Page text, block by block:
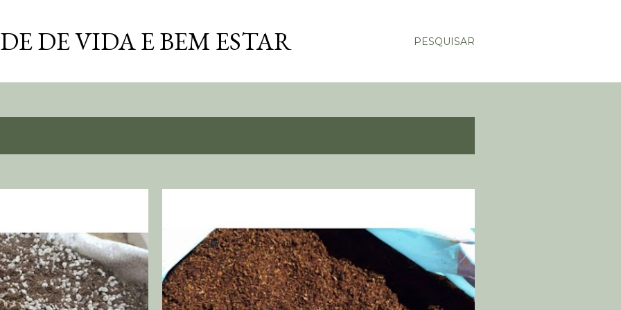
PESQUISAR
DE VIDA E BEM ESTAR